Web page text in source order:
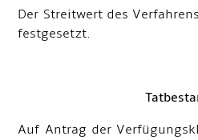
Der Streitwert des
festgesetzt.
Auf Antrag der